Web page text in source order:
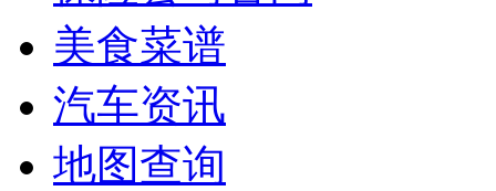
美食菜谱
汽车资讯
地图查询